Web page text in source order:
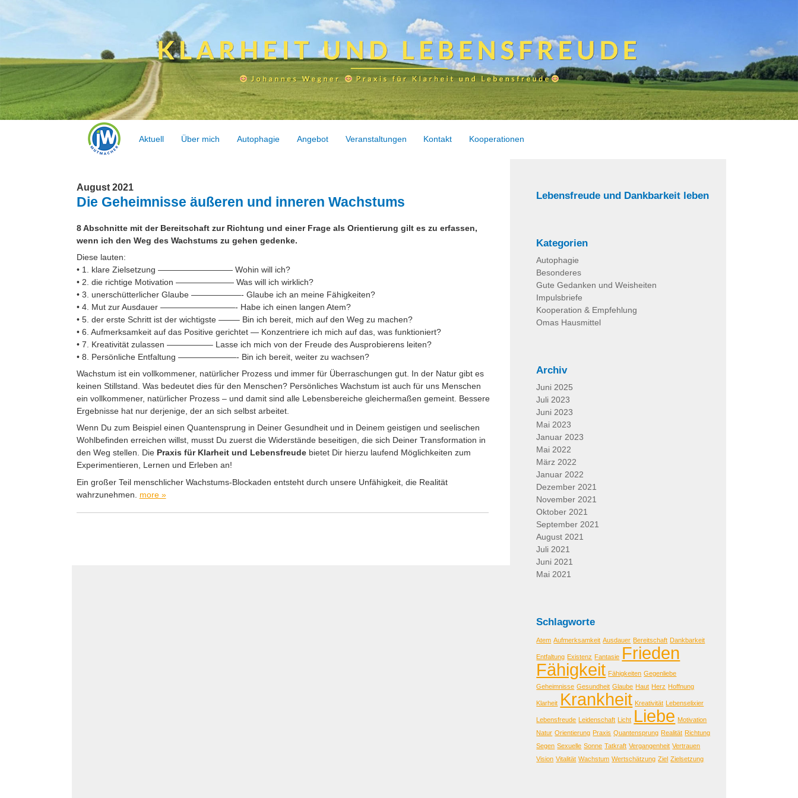
Aktuell Über mich Autophagie Angebot Veranstaltungen Kontakt Kooperationen
August 2021
Die Geheimnisse äußeren und inneren Wachstums
8 Abschnitte mit der Bereitschaft zur Richtung und einer Frage als Orientierung gilt es zu erfassen,
wenn ich den Weg des Wachstums zu gehen gedenke.
Diese lauten:
• 1. klare Zielsetzung ————————— Wohin will ich?
• 2. die richtige Motivation ——————— Was will ich wirklich?
• 3. unerschütterlicher Glaube ——————- Glaube ich an meine Fähigkeiten?
• 4. Mut zur Ausdauer —————————- Habe ich einen langen Atem?
• 5. der erste Schritt ist der wichtigste ——– Bin ich bereit, mich auf den Weg zu machen?
• 6. Aufmerksamkeit auf das Positive gerichtet — Konzentriere ich mich auf das, was funktioniert?
• 7. Kreativität zulassen —————– Lasse ich mich von der Freude des Ausprobierens leiten?
• 8. Persönliche Entfaltung ———————- Bin ich bereit, weiter zu wachsen?
Wachstum ist ein vollkommener, natürlicher Prozess und immer für Überraschungen gut. In der Natur gibt es
keinen Stillstand. Was bedeutet dies für den Menschen? Persönliches Wachstum ist auch für uns Menschen
ein vollkommener, natürlicher Prozess – und damit sind alle Lebensbereiche gleichermaßen gemeint. Bessere
Ergebnisse hat nur derjenige, der an sich selbst arbeitet.
Wenn Du zum Beispiel einen Quantensprung in Deiner Gesundheit und in Deinem geistigen und seelischen
Wohlbefinden erreichen willst, musst Du zuerst die Widerstände beseitigen, die sich Deiner Transformation in
den Weg stellen. Die Praxis für Klarheit und Lebensfreudebietet Dir hierzu laufend Möglichkeiten zum
Experimentieren, Lernen und Erleben an!
Ein großer Teil menschlicher Wachstums-Blockaden entsteht durch unsere Unfähigkeit, die Realität
wahrzunehmen. more »
Lebensfreude und Dankbarkeit leben
Kategorien
Autophagie
Besonderes
Gute Gedanken und Weisheiten
Impulsbriefe
Kooperation & Empfehlung
Omas Hausmittel
Archiv
Juni 2025
Juli 2023
Juni 2023
Mai 2023
Januar 2023
Mai 2022
März 2022
Januar 2022
Dezember 2021
November 2021
Oktober 2021
September 2021
August 2021
Juli 2021
Juni 2021
Mai 2021
Schlagworte
Atem Aufmerksamkeit Ausdauer Bereitschaft Dankbarkeit
Entfaltung Existenz Fantasie Frieden
Fähigkeit Fähigkeiten Gegenliebe
Geheimnisse Gesundheit Glaube Haut Herz Hoffnung
Klarheit Krankheit Kreativität Lebenselixier
Lebensfreude Leidenschaft Licht Liebe Motivation
Natur Orientierung Praxis Quantensprung Realität Richtung
Segen Sexuelle Sonne Tatkraft Vergangenheit Vertrauen
Vision Vitalität Wachstum Wertschätzung Ziel Zielsetzung